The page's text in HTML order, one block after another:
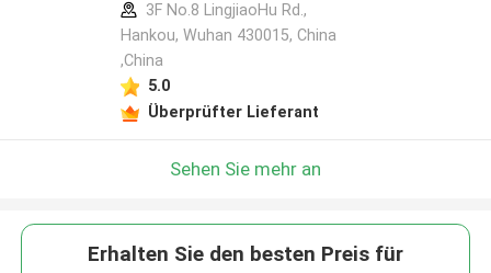
3F No.8 LingjiaoHu Rd.,
Hankou, Wuhan 430015, China
,China
5.0
Überprüfter Lieferant
Sehen Sie mehr an
Erhalten Sie den besten Preis für